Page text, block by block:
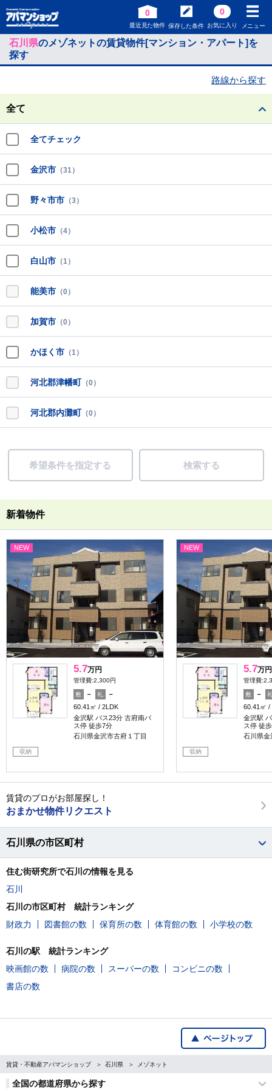
0
最近見た物件 保存した条件
0
お気に入り メニュー
石川県のメゾネットの賃貸物件[マンション・アパート]を
探す
路線から探す
全て
全てチェック
金沢市 （31）
野々市市 （3）
小松市 （4）
白山市 （1）
能美市 （0）
加賀市 （0）
かほく市 （1）
河北郡津幡町 （0）
河北郡内灘町 （0）
希望条件を指定する 検索する
新着物件
NEW
5.7万円
管理費:2,300円
敷 － 礼
－
60.41㎡
2LDK
金沢駅 バス23分 古府南バ
ス停 徒歩7分
石川県金沢市古府１丁目
収納
NEW
5.7万円
管理費
敷 －
60.41㎡
金沢駅
ス停 徒
石川県金
収納
賃貸のプロがお部屋探し！
おまかせ物件リクエスト
石川県の市区町村
住む街研究所で石川の情報を見る
石川
石川の市区町村 統計ランキング
財政力
図書館の数 保育所の数 体育館の数 小学校の数
石川の駅 統計ランキング
映画館の数
病院の数 スーパーの数
コンビニの数
書店の数
賃貸・不動産アパマンショップ 石川県 メゾネット
全国の都道府県から探す